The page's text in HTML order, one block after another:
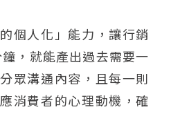
個人化」能力，讓行銷
，就能產出過去需要一
眾溝通內容，且每一則
消費者的心理動機，確